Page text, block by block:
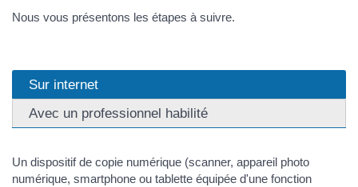
Nous vous présentons les étapes à suivre.
Sur internet
Avec un professionnel habilité
Un dispositif de copie numérique (scanner, appareil photo
numérique, smartphone ou tablette équipée d'une fonction